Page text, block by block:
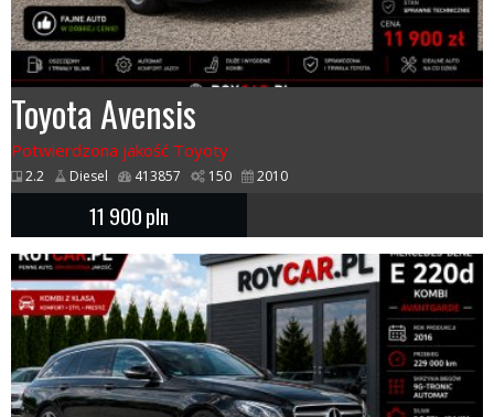
Toyota Avensis
Potwierdzona jakość Toyoty
2.2 Diesel 413857 150 2010
11 900pln